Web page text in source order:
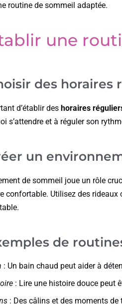
routine de sommeil adaptée.
une
des horaires
d’établir des horaires
s’attendre et à réguler son
un
de sommeil joue un rôle
confortable. Utilisez des
de
: Un bain chaud peut aider à
: Lire une histoire douce peut
: Des câlins et des moments de